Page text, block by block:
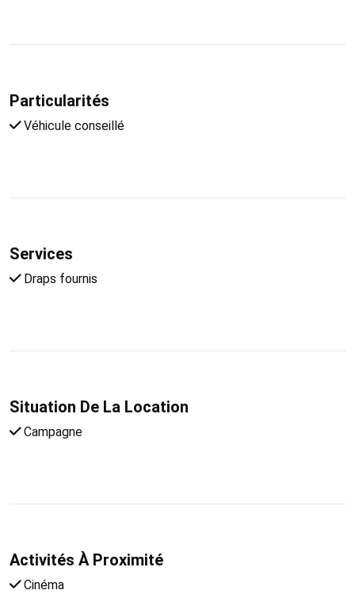
Particularités
Véhicule conseillé
Services
Draps fournis
Situation De La Location
Campagne
Activités À Proximité
Cinéma